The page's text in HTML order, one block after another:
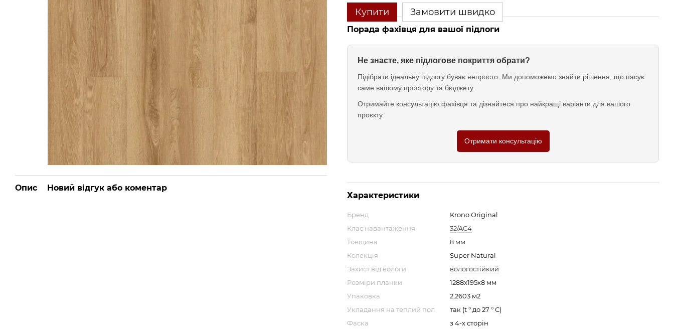
Опис Новий відгук або коментар
Купити Замовити швидко
Порада фахівця для вашої підлоги
Не знаєте, яке підлогове покриття обрати?
Підібрати ідеальну підлогу буває непросто. Ми допоможемо знайти рішення, що пасує
саме вашому простору та бюджету.
Отримайте консультацію фахівця та дізнайтеся про найкращі варіанти для вашого
проєкту.
Отримати консультацію
Характеристики
Бренд
Krono Original
Клас навантаження
32/AC4
Товщина
8 мм
Колекція
Super Natural
Захист від вологи
вологостійкий
Розміри планки
1288х195х8 мм
Упаковка
2,2603 м2
Укладання на теплий пол
так (t ° до 27 ° С)
Фаска
з 4-х сторін